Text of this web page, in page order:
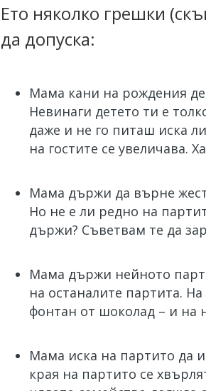
Ето няколко грешки
да допуска:
Мама кани на рождения
Невинаги детето ти е
даже и не го питаш иска
на гостите се увеличава.
Мама държи да върне
Но не е ли редно на
държи? Съветвам те да
Мама държи нейното
на останалите партита.
фонтан от шоколад – и
Мама иска на партито да
края на партито се